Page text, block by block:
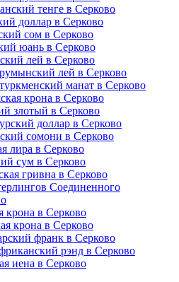
тенге в Серково
доллар в Серково
сом в Серково
юань в Серково
лей в Серково
лей в Серково
манат в Серково
крона в Серково
злотый в Серково
доллар в Серково
сомони в Серково
лира в Серково
сум в Серково
гривна в Серково
Соединенного
крона в Серково
крона в Серково
франк в Серково
рэнд в Серково
иена в Серково